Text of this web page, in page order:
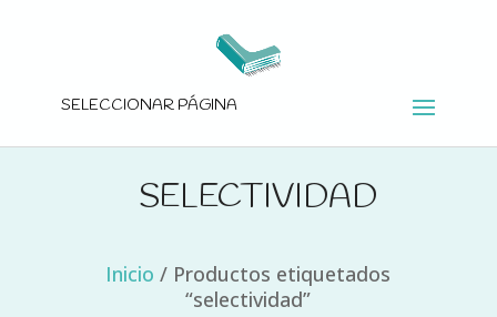
SELECCIONAR PÁGINA
SELECTIVIDAD
Inicio / Productos etiquetados
“selectividad”